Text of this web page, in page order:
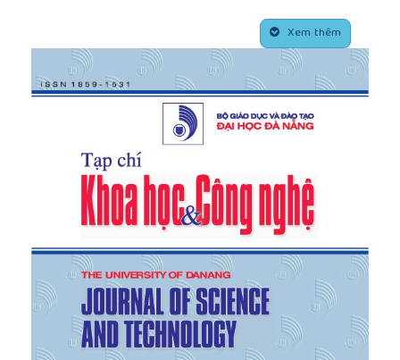
Lưu Ngọc Tố Tâm (2012), Pháp luật kiểm soát ô
nhiễm môi trường biển trong hoạt động hàng hải ở
Việt Nam, Trường Đại học Luật Hà Nội.
[5]Ủy ban nhân dân tỉnh Quảng Nam (2014), Quyết
định phê duyệt quy hoạch tạm thời vùng nuôi tôm
thẻ lót bạt ven biển tại hai huyện Thăng Bình và
Núi Thành, tỉnh Quảng Nam giai đoạn 2014-2018.
[6]Ủy ban nhân dân tỉnh Quảng Nam (2013), Báo
cáo Số liệu phục vụ xây dựng Đề án liên quan về
xã đảo.
Ủy ban nhân dân xã Tam Hải, Báo cáo tình hình
thực hiện nhiệm vụ kinh tế xã hội, an ninh, quốc
phòng các năm 2009, 2010, 2011, 2012, 2013.
[8]Ủy ban nhân dân xã Tam Hải (2014), Báo cáo
tình hình kinh tế xã hội, quốc phòng, an ninh đề
nghị công nhận Tam Hải là xã đảo.
[9]http://www.depocen.org/vn/dao-tao/khoa-hoc-
co-ban/170-phuong-phap-dieu-tra-chon-mau.html
Xem thêm